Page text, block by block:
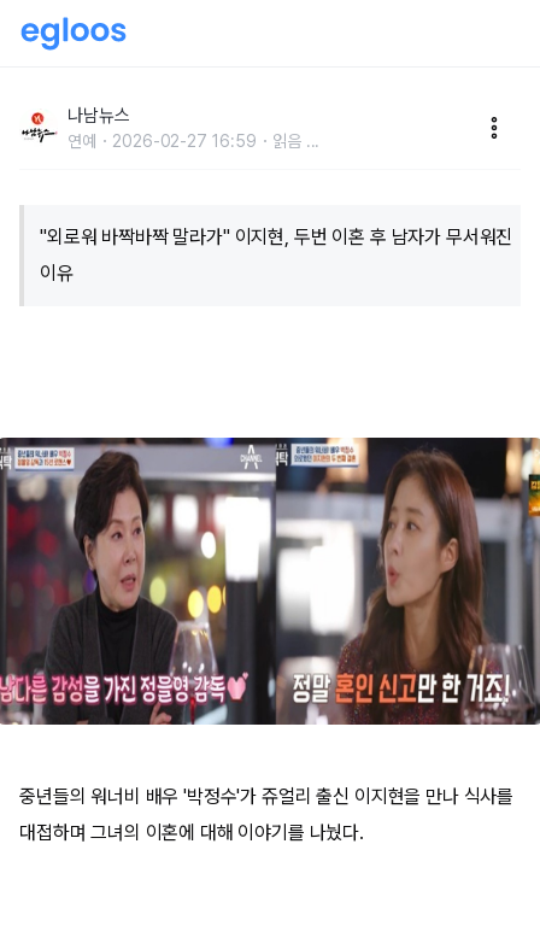
무서워진 이유
나남뉴스
연예 2026-02-27 16:59 읽음 ...
"외로워 바짝바짝 말라가" 이지현, 두번 이혼 후 남자가 무서워진
이유
중년들의 워너비 배우 '박정수'가 쥬얼리 출신 이지현을 만나 식사를
대접하며 그녀의 이혼에 대해 이야기를 나눴다.